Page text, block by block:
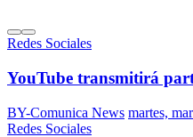
Redes Sociales
YouTube transmitirá
BY-Comunica News martes,
Redes Sociales